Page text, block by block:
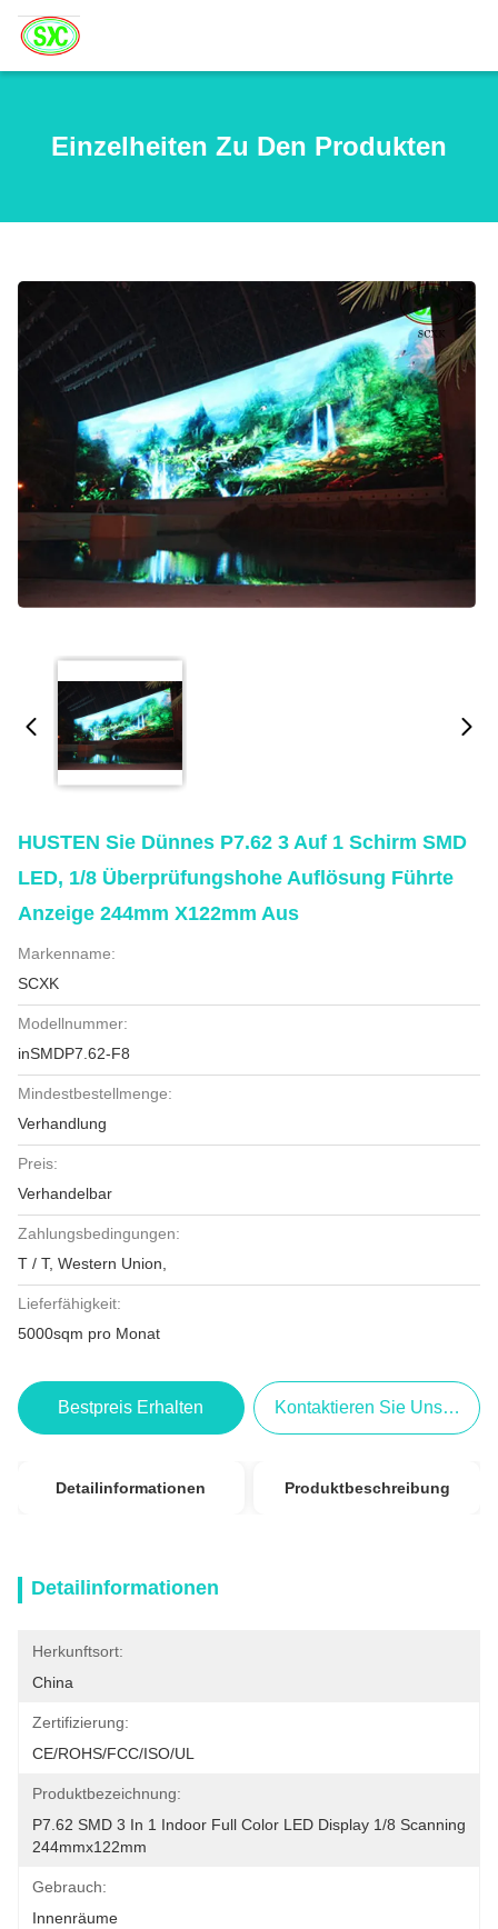
Einzelheiten Zu Den Produkten
HUSTEN Sie Dünnes P7.62 3 Auf 1 Schirm SMD
LED, 1/8 Überprüfungshohe Auflösung Führte
Anzeige 244mm X122mm Aus
Markenname:
SCXK
Modellnummer:
inSMDP7.62-F8
Mindestbestellmenge:
Verhandlung
Preis:
Verhandelbar
Zahlungsbedingungen:
T / T, Western Union,
Lieferfähigkeit:
5000sqm pro Monat
Bestpreis Erhalten Kontaktieren Sie Uns Jetzt
Detailinformationen Produktbeschreibung
Detailinformationen
Herkunftsort:
China
Zertifizierung:
CE/ROHS/FCC/ISO/UL
Produktbezeichnung:
P7.62 SMD 3 In 1 Indoor Full Color LED Display 1/8 Scanning
244mmx122mm
Gebrauch:
Innenräume